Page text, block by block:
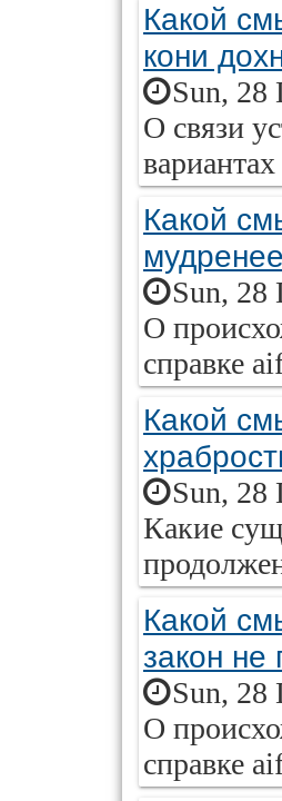
Какой
кони
Sun, 28
О связи
Какой
Sun, 28
О
справке
Какой
Sun, 28
Какие
Какой
закон не
Sun, 28
О
справке